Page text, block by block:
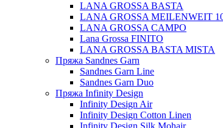
LANA GROSSA BASTA
LANA GROSSA MEILENWEIT
LANA GROSSA CAMPO
Lana Grossa FINITO
LANA GROSSA BASTA MISTA
Пряжа Sandnes Garn
Sandnes Garn Line
Sandnes Garn Duo
Пряжа Infinity Design
Infinity Design Air
Infinity Design Cotton Linen
Infinity Design Silk Mohair